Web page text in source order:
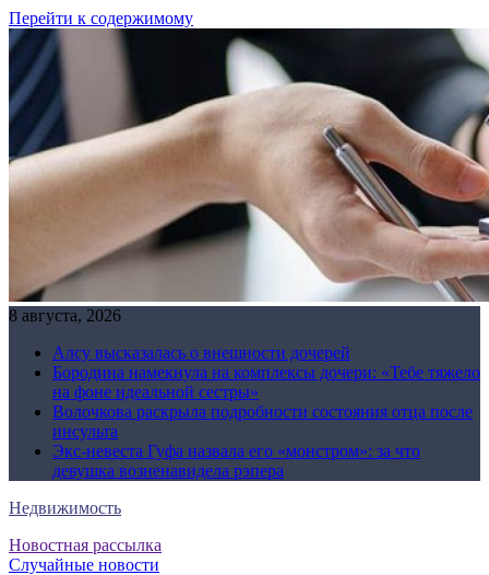
Перейти к содержимому
8 августа, 2026
Алсу высказалась о внешности дочерей
Бородина намекнула на комплексы дочери: «Тебе тяжело
на фоне идеальной сестры»
Волочкова раскрыла подробности состояния отца после
инсульта
Экс-невеста Гуфа назвала его «монстром»: за что
девушка возненавидела рэпера
Недвижимость
Новостная рассылка
Случайные новости